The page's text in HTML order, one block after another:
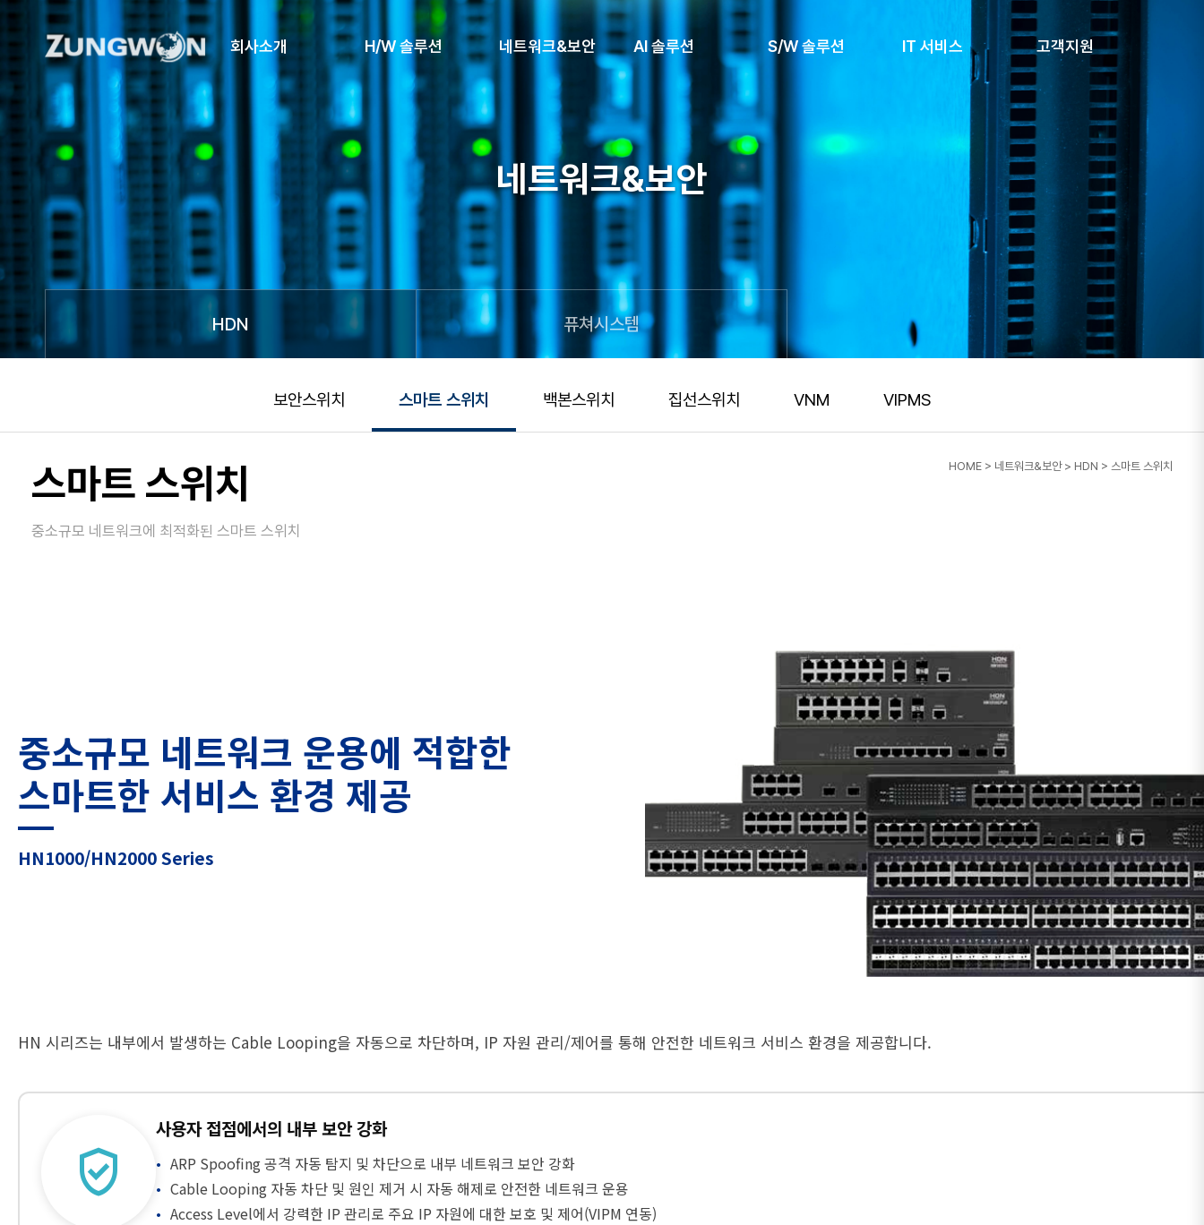
회사소개 H/W 솔루션 네트워크&보안 AI 솔루션 S/W 솔루션 IT 서비스 고객지원
네트워크&보안
HDN 퓨쳐시스템
보안스위치 스마트 스위치 백본스위치 집선스위치 VNM VIPMS
스마트 스위치
중소규모 네트워크에 최적화된 스마트 스위치
HOME > 네트워크&보안> HDN > 스마트 스위치
중소규모 네트워크 운용에 적합한
스마트한 서비스 환경 제공
HN1000/HN2000 Series
HN 시리즈는 내부에서 발생하는 Cable Looping을 자동으로 차단하며, IP 자원 관리/제어를 통해 안전한 네트워크 서비스 환경을 제공합니다.
verified_user
사용자 접점에서의 내부 보안 강화
ARP Spoofing 공격 자동 탐지 및 차단으로 내부 네트워크 보안 강화
Cable Looping 자동 차단 및 원인 제거 시 자동 해제로 안전한 네트워크 운용
Access Level에서 강력한 IP 관리로 주요 IP 자원에 대한 보호 및 제어(VIPM 연동)